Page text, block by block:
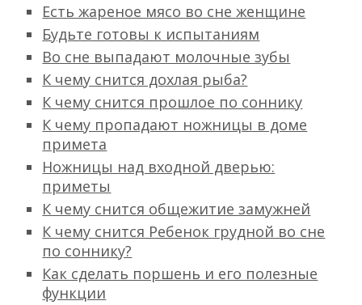
Есть жареное мясо во сне женщине
Будьте готовы к испытаниям
Во сне выпадают молочные зубы
К чему снится дохлая рыба?
К чему снится прошлое по соннику
К чему пропадают ножницы в доме
примета
Ножницы над входной дверью:
приметы
К чему снится общежитие замужней
К чему снится Ребенок грудной во сне
по соннику?
Как сделать поршень и его полезные
функции